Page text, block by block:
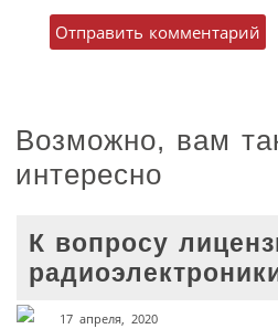
Возможно, вам
интересно
К вопросу
17 апреля, 2020